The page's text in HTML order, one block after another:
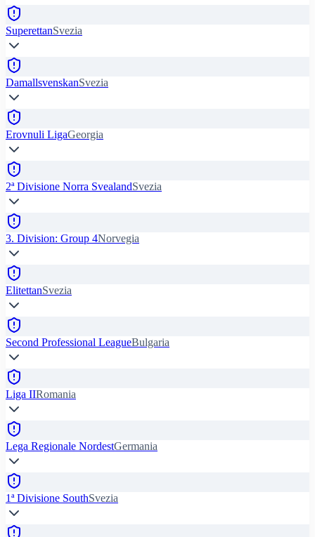
SuperettanSvezia
DamallsvenskanSvezia
Erovnuli LigaGeorgia
2ª Divisione Norra SvealandSvezia
3. Division: Group 4Norvegia
ElitettanSvezia
Second Professional LeagueBulgaria
Liga IIRomania
Lega Regionale NordestGermania
1ª Divisione SouthSvezia